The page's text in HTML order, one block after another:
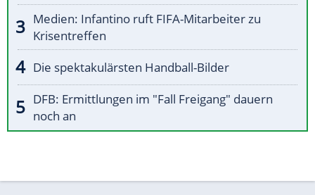
Medien: Infantino ruft FIFA-Mitarbeiter zu
Krisentreffen
Die spektakulärsten Handball-Bilder
DFB: Ermittlungen im "Fall Freigang" dauern
noch an